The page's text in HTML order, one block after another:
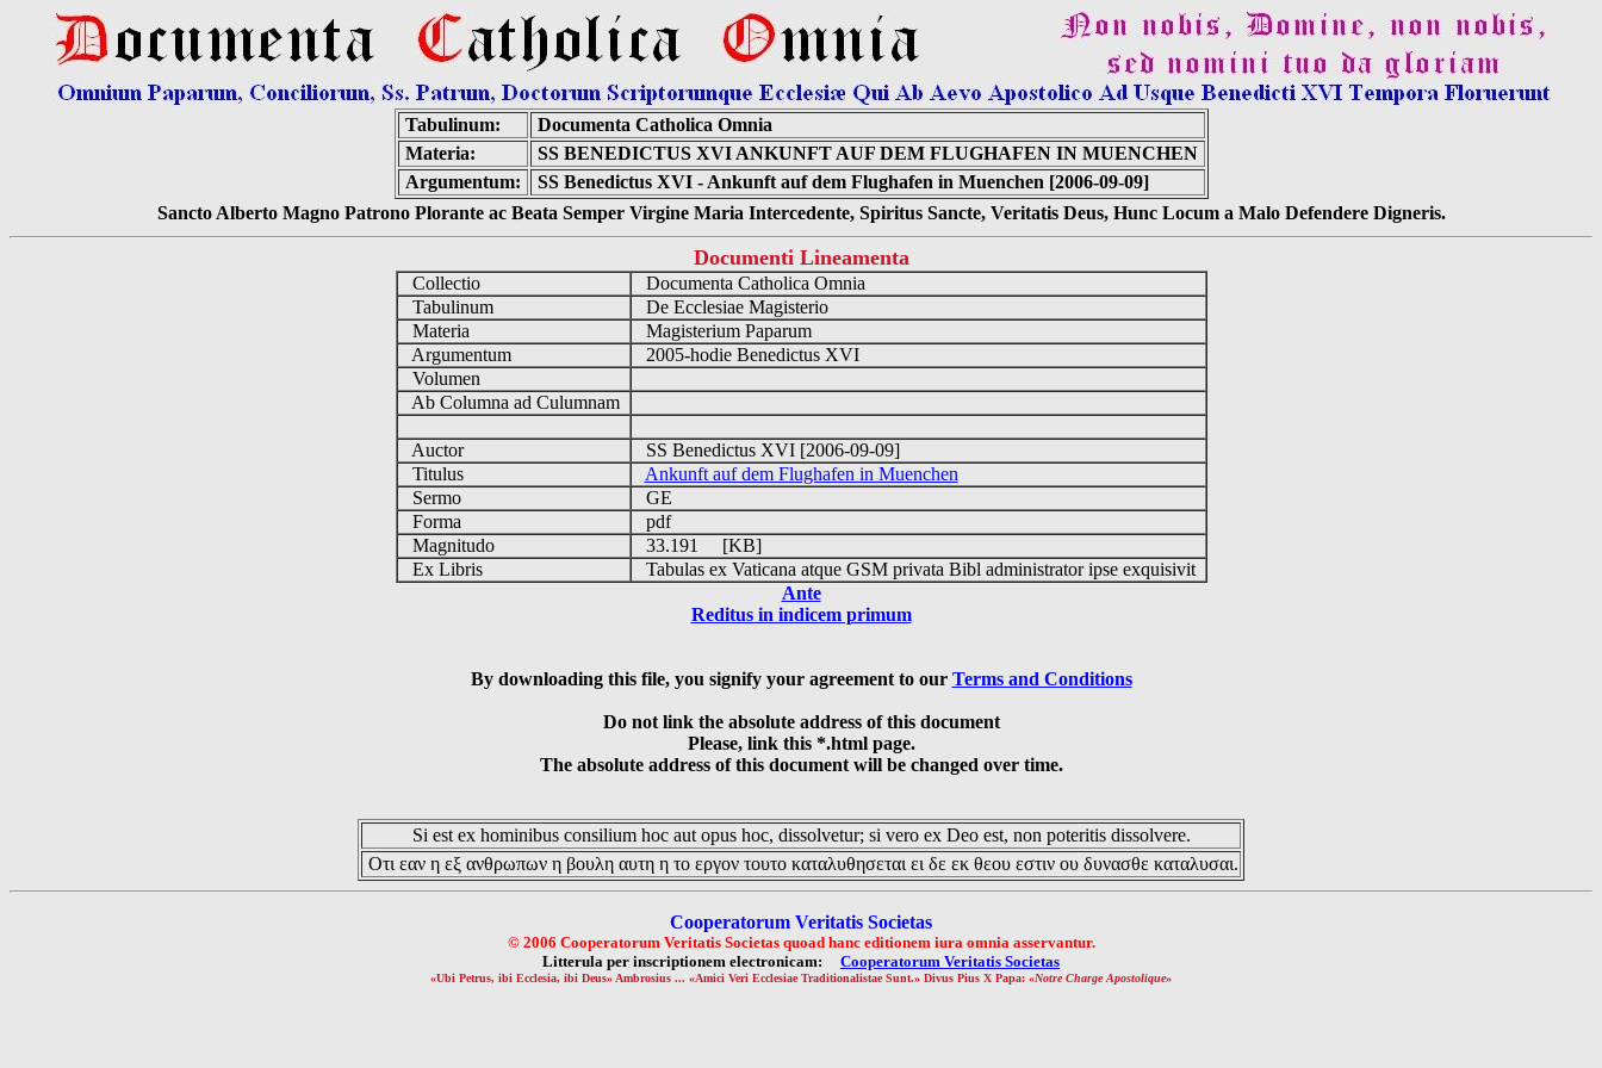
Tabulinum:
Documenta Catholica Omnia
Materia:
SS BENEDICTUS XVI ANKUNFT AUF DEM FLUGHAFEN IN MUENCHEN
Argumentum:
SS Benedictus XVI - Ankunft auf dem Flughafen in Muenchen [2006-09-09]
Sancto Alberto Magno Patrono Plorante ac Beata Semper Virgine Maria Intercedente, Spiritus Sancte, Veritatis Deus, Hunc Locum a Malo Defendere Digneris.
Documenti Lineamenta
Collectio
Documenta Catholica Omnia
Tabulinum
De Ecclesiae Magisterio
Materia
Magisterium Paparum
Argumentum
2005-hodie Benedictus XVI
Volumen
Ab Columna ad Culumnam
Auctor
SS Benedictus XVI [2006-09-09]
Titulus
Ankunft auf dem Flughafen in Muenchen
Sermo
GE
Forma
pdf
Magnitudo
33.191 [KB]
Ex Libris
Tabulas ex Vaticana atque GSM privata Bibl administrator ipse exquisivit
Ante
Reditus in indicem primum
By downloading this file, you signify your agreement to our Terms and Conditions
Do not link the absolute address of this document
Please, link this *.html page.
The absolute address of this document will be changed over time.
Si est ex hominibus consilium hoc aut opus hoc, dissolvetur; si vero ex Deo est, non poteritis dissolvere.
Οτι εαν η εξ ανθρωπων η βουλη αυτη η το εργον τουτο καταλυθησεται ει δε εκ θεου εστιν ου δυνασθε καταλυσαι.
Cooperatorum Veritatis Societas
© 2006 Cooperatorum Veritatis Societas quoad hanc editionem iura omnia asservantur.
Litterula per inscriptionem electronicam: Cooperatorum Veritatis Societas
«Ubi Petrus, ibi Ecclesia, ibi Deus» Ambrosius ... «Amici Veri Ecclesiae Traditionalistae Sunt.» Divus Pius X Papa: «Notre Charge Apostolique»